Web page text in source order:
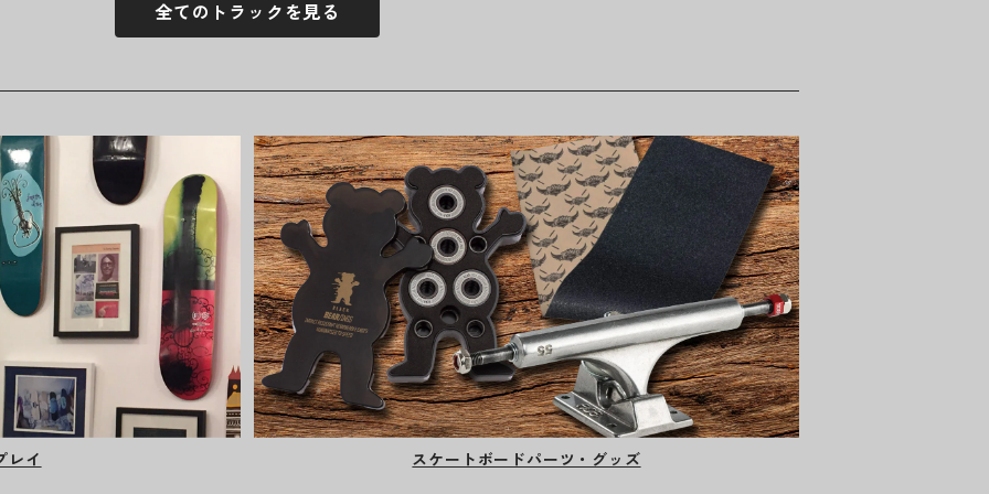
全てのトラックを見る
レイ スケートボードパーツ・グッズ